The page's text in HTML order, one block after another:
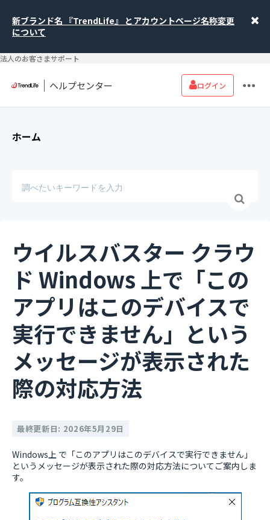
新ブランド名 『TrendLife』 とアカウントページ名称変更
について
法人のお客さまサポート
ヘルプセンター ログイン
ホーム
ウイルスバスター クラウ
ド Windows 上で「この
アプリはこのデバイスで
実行できません」という
メッセージが表示された
際の対応方法
最終更新日: 2026年5月29日
Windows上 で「このアプリはこのデバイスで実行できません」
というメッセージが表示された際の対応方法についてご案内しま
す。